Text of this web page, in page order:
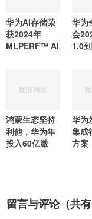
华为AI存储荣
获2024年
MLPERF™ AI
华为
会
1.0
鸿蒙生态坚持
利他，华为年
投入60亿激
华为
集成
方案
留言与评论（共有